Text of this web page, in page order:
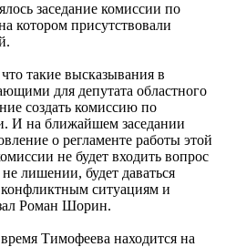
заседание комиссии по
котором присутствовали
такие высказывания в
для депутата областного
создать комиссию по
И на ближайшем заседании
о регламенте работы этой
не будет входить вопрос
лишении, будет даваться
ситуациям и
Роман Шорин.
Тимофеева находится на